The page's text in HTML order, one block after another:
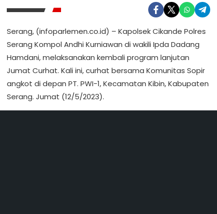
Serang, (infoparlemen.co.id) – Kapolsek Cikande Polres
Serang Kompol Andhi Kurniawan di wakili Ipda Dadang
Hamdani, melaksanakan kembali program lanjutan
Jumat Curhat. Kali ini, curhat bersama Komunitas Sopir
angkot di depan PT. PWI-1, Kecamatan Kibin, Kabupaten
Serang. Jumat (12/5/2023).